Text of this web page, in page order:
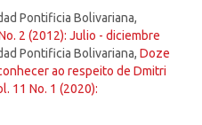
Pontificia Bolivariana,
2 (2012): Julio - diciembre
Pontificia Bolivariana, Doze
ao respeito de Dmitri
11 No. 1 (2020):